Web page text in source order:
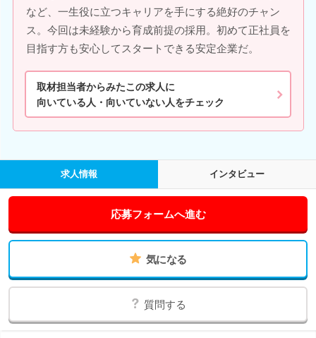
など、一生役に立つキャリアを手にする絶好のチャン
ス。今回は未経験から育成前提の採用。初めて正社員を
目指す方も安心してスタートできる安定企業だ。
取材担当者からみたこの求人に
向いている人・向いていない人をチェック
求人情報 インタビュー
応募フォームへ進む
気になる
質問する